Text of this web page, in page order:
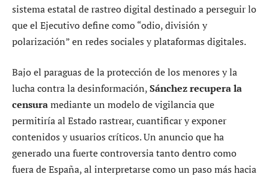
sistema estatal de rastreo digital destinado a perseguir lo
que el Ejecutivo define como “odio, división y
polarización” en redes sociales y plataformas digitales.
Bajo el paraguas de la protección de los menores y la
lucha contra la desinformación,Sánchez recupera la
censuramediante un modelo de vigilancia que
permitiría al Estado rastrear, cuantificar y exponer
contenidos y usuarios críticos. Un anuncio que ha
generado una fuerte controversia tanto dentro como
fuera de España, al interpretarse como un paso más hacia